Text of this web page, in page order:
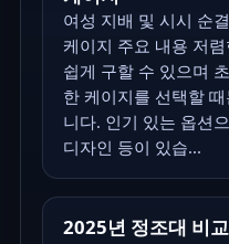
여성 지배 및 시시 순
케이지 주요 내용 저
쉽게 구할 수 있으며
한 케이지를 선택할
니다. 인기 있는 옵션
디자인 등이 있습...
2025년 정조대 비